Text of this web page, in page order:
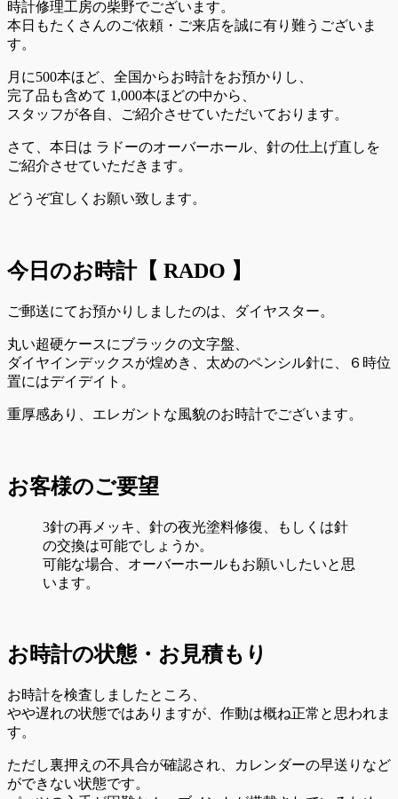
時計修理工房の柴野でございます。
本日もたくさんのご依頼・ご来店を誠に有り難うございま
す。
月に500本ほど、全国からお時計をお預かりし、
完了品も含めて 1,000本ほどの中から、
スタッフが各自、ご紹介させていただいております。
さて、本日は ラドーのオーバーホール、針の仕上げ直しを
ご紹介させていただきます。
どうぞ宜しくお願い致します。
今日のお時計【 RADO 】
ご郵送にてお預かりしましたのは、ダイヤスター。
丸い超硬ケースにブラックの文字盤、
ダイヤインデックスが煌めき、太めのペンシル針に、６時位
置にはデイデイト。
重厚感あり、エレガントな風貌のお時計でございます。
お客様のご要望
3針の再メッキ、針の夜光塗料修復、もしくは針
の交換は可能でしょうか。
可能な場合、オーバーホールもお願いしたいと思
います。
お時計の状態・お見積もり
お時計を検査しましたところ、
やや遅れの状態ではありますが、作動は概ね正常と思われま
す。
ただし裏押えの不具合が確認され、カレンダーの早送りなど
ができない状態です。